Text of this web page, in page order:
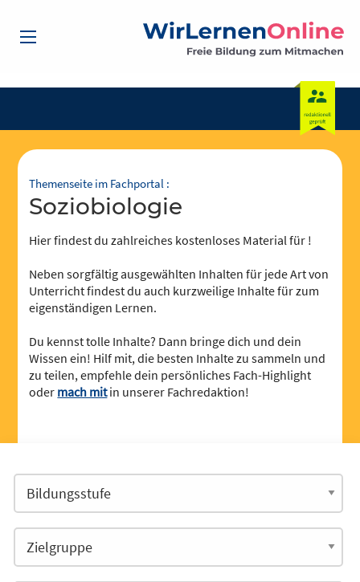
Themenseite im Fachportal :
Soziobiologie
Hier findest du zahlreiches kostenloses Material für !
Neben sorgfältig ausgewählten Inhalten für jede Art von
Unterricht findest du auch kurzweilige Inhalte für zum
eigenständigen Lernen.
Du kennst tolle Inhalte? Dann bringe dich und dein
Wissen ein! Hilf mit, die besten Inhalte zu sammeln und
zu teilen, empfehle dein persönliches Fach-Highlight
oder mach mitin unserer Fachredaktion!